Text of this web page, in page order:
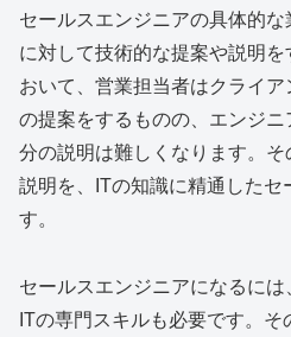
セールスエンジニアの具体的
に対して技術的な提案や説明
おいて、営業担当者はクライ
の提案をするものの、エンジ
分の説明は難しくなります。
説明を、ITの知識に精通したセ
す。
セールスエンジニアになるには
ITの専門スキルも必要です。そ